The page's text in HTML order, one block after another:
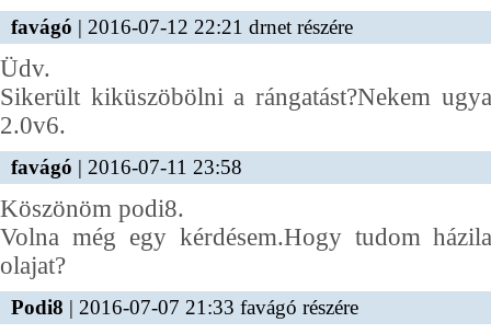
favágó | 2016-07-12 22:21 drnet részére
Üdv.
Sikerült kiküszöbölni a rángatást?Nekem
2.0v6.
favágó | 2016-07-11 23:58
Köszönöm podi8.
Volna még egy kérdésem.Hogy tudom
olajat?
Podi8 | 2016-07-07 21:33 favágó részére